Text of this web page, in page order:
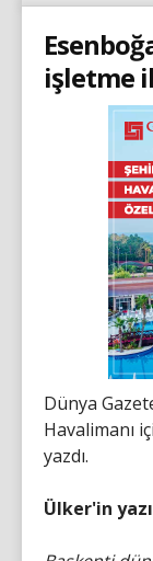
işletme
Dünya
Havalimanı
yazdı.
Ülker'in